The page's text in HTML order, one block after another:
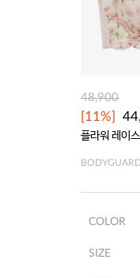
48,900
[11%]
플라워 레이
COLOR
SIZE